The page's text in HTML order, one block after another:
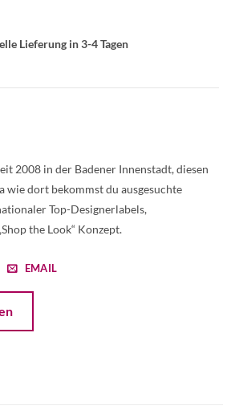
Lieferung in 3-4 Tagen
2008 in der Badener Innenstadt, diesen
wie dort bekommst du ausgesuchte
Top-Designerlabels,
the Look“ Konzept.
EMAIL